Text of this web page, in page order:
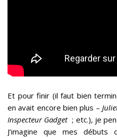
Et pour finir (il faut bien
en avait encore bien plus –
Inspecteur Gadget ; etc.), je
J’imagine que mes